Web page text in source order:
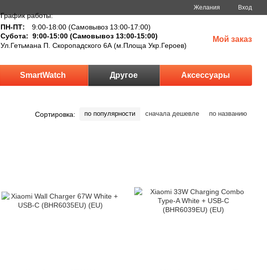
Желания Вход
График работы:
ПН-ПТ:
9:00-18:00 (Самовывоз 13:00-17:00)
Субота: 9:00-15:00 (Самовывоз 13:00-15:00)
Ул.Гетьмана П. Скоропадского 6А (м.Площа Укр.Героев)
Мой заказ
SmartWatch Другое Аксессуары
Сортировка: по популярности сначала дешевле по названию